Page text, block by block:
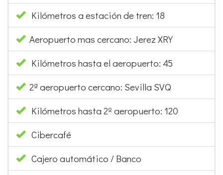
Kilómetros a estación de tren: 18
Aeropuerto mas cercano: Jerez XRY
Kilómetros hasta el aeropuerto: 45
2ª aeropuerto cercano: Sevilla SVQ
Kilómetros hasta 2º aeropuerto: 120
Cibercafé
Cajero automático / Banco